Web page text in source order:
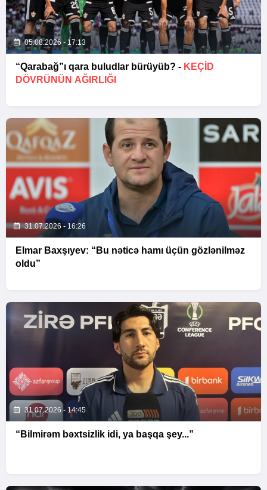
05.08.2026 - 17:13
“Qarabağ”ı qara buludlar bürüyüb? - KEÇID
DÖVRÜNÜN AĞIRLIĞI
31.07.2026 - 16:26
Elmar Baxşıyev: “Bu nəticə hamı üçün gözlənilməz
oldu”
31.07.2026 - 14:45
“Bilmirəm bəxtsizlik idi, ya başqa şey...”